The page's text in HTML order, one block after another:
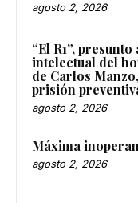
agosto 2, 2026
“El R1”,
intelectual del
de Carlos
prisión
agosto 2, 2026
Máxima
agosto 2, 2026